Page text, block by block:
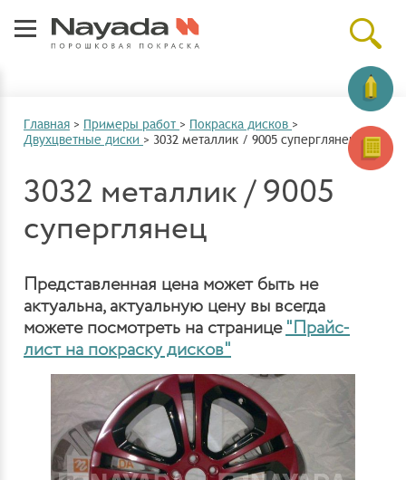
Главная > Примеры работ > Покраска дисков >
Двухцветные диски > 3032 металлик / 9005 суперглянец
3032 металлик / 9005
суперглянец
Представленная цена может быть не
актуальна, актуальную цену вы всегда
можете посмотреть на странице "Прайс-
лист на покраску дисков"